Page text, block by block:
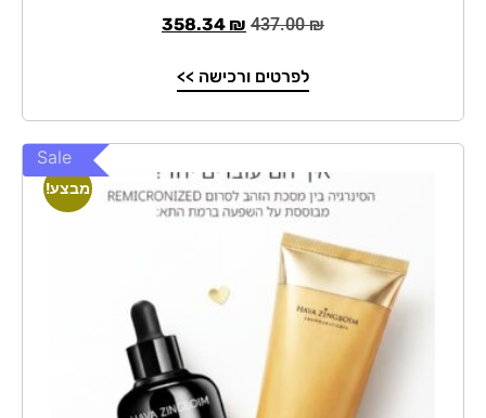
437.00₪
358.34 ₪
לפרטים ורכישה >>
מבצע!
Sale